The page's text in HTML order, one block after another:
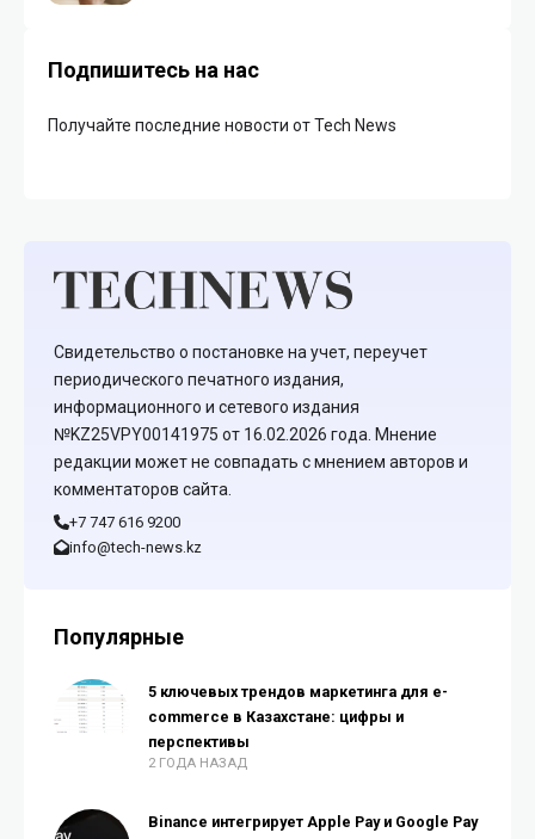
Подпишитесь на нас
Получайте последние новости от Tech News
Свидетельство о постановке на учет, переучет
периодического печатного издания,
информационного и сетевого издания
№KZ25VPY00141975 от 16.02.2026 года. Мнение
редакции может не совпадать с мнением авторов и
комментаторов сайта.
+7 747 616 9200
info@tech-news.kz
Популярные
5 ключевых трендов маркетинга для e-
commerce в Казахстане: цифры и
перспективы
2 ГОДА НАЗАД
Binance интегрирует Apple Pay и Google Pay